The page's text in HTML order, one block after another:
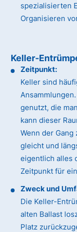
spezialisierten
Organisieren
Keller-
Zeitpunkt:
Keller sind
genutzt, die
kann dieser
Wenn der
gleicht und
eigentlich alles
Zeitpunkt für
Zweck und
Die Keller-
alten Ballast
Platz